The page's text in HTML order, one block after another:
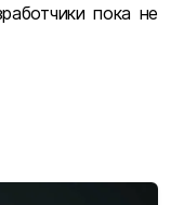
пока не